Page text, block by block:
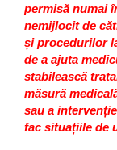
permisă numai
nemijlocit de
și procedurilor
de a ajuta
stabilească
măsură
sau a
fac situațiile de